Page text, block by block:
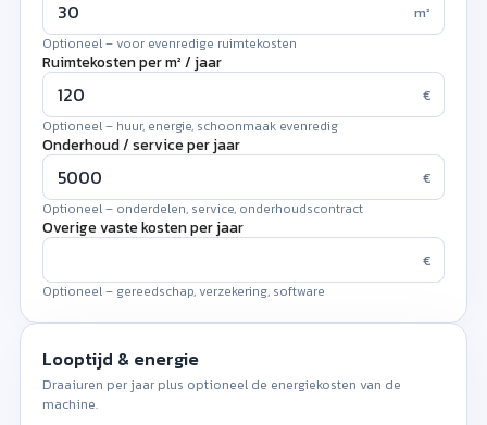
m²
Optioneel – voor evenredige ruimtekosten
Ruimtekosten per m² / jaar
€
Optioneel – huur, energie, schoonmaak evenredig
Onderhoud / service per jaar
€
Optioneel – onderdelen, service, onderhoudscontract
Overige vaste kosten per jaar
€
Optioneel – gereedschap, verzekering, software
Looptijd & energie
Draaiuren per jaar plus optioneel de energiekosten van de
machine.